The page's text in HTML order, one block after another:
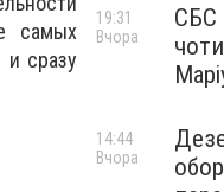
самых
и сразу
СБС
19:31
Вчора
14:44
Вчора